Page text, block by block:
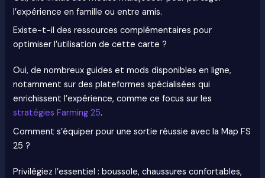
l’expérience en famille ou entre amis.
Existe-t-il des ressources complémentaires pour
optimiser l’utilisation de cette carte ?
Oui, de nombreux guides et mods disponibles en ligne,
notamment sur des plateformes spécialisées qui
enrichissent l’expérience, comme ce focus sur les
stratégies Farming 25.
Comment s’équiper pour une sortie réussie avec la Map FS
25 ?
Privilégiez l’essentiel : boussole, chaussures confortables,